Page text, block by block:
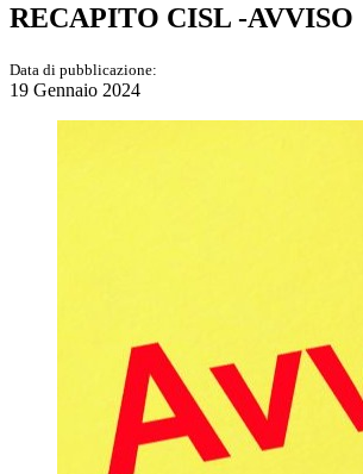
RECAPITO CISL -AVVISO
Data di pubblicazione:
19 Gennaio 2024